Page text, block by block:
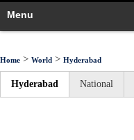
Menu
Home > World > Hyderabad
Hyderabad National